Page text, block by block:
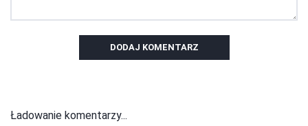
DODAJ KOMENTARZ
Ładowanie komentarzy...